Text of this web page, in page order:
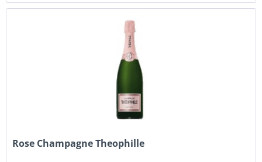
Rose Champagne Theophille